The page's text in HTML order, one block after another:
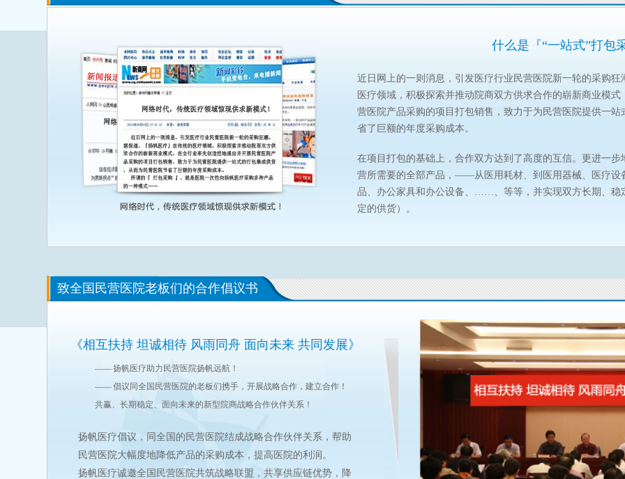
什么是『“一站式”打包
近日网上的一则消息，引发医疗行业民营医院新一轮的采购
医疗领域，积极探索并推动院商双方供求合作的崭新商业模
营医院产品采购的项目打包销售，致力于为民营医院提供一
省了巨额的年度采购成本。
在项目打包的基础上，合作双方达到了高度的互信。更进一
营所需要的全部产品，——从医用耗材、到医用器械、医疗设
品、办公家具和办公设备、……、等等，并实现双方长期、稳
定的供货）。
致全国民营医院老板们的合作倡议书
《相互扶持 坦诚相待 风雨同舟 面向未来 共同发展》
—— 扬帆医疗助力民营医院扬帆远航！
—— 倡议同全国民营医院的老板们携手，开展战略合作，建立合作！
共赢、长期稳定、面向未来的新型院商战略合作伙伴关系！
扬帆医疗倡议，同全国的民营医院结成战略合作伙伴关系，帮助
民营医院大幅度地降低产品的采购成本，提高医院的利润。
扬帆医疗诚邀全国民营医院共筑战略联盟，共享供应链优势，降